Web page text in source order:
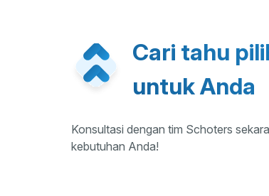
Cari tahu
untuk Anda
Konsultasi dengan tim Schoters
kebutuhan Anda!